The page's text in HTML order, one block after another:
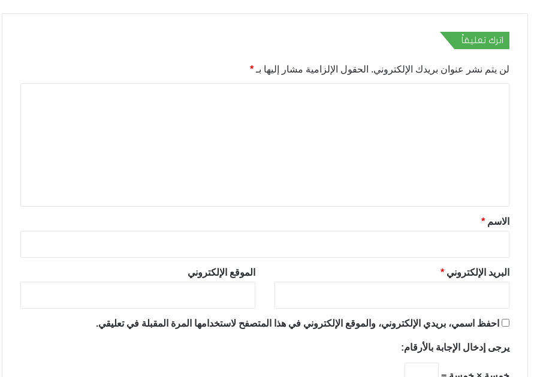
اترك تعليقاً
لن يتم نشر عنوان بريدك الإلكتروني. الحقول الإلزامية مشار إليها بـ *
*الاسم *
البريد الإلكتروني * الموقع الإلكتروني
احفظ اسمي، بريدي الإلكتروني، والموقع الإلكتروني في هذا المتصفح لاستخدامها المرة المقبلة في تعليقي.
يرجى إدخال الإجابة بالأرقام: